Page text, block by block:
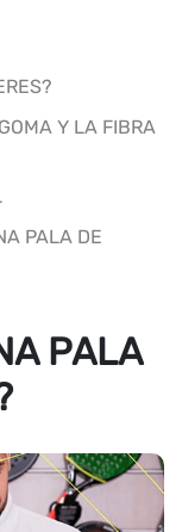
Y LA FIBRA
PALA DE
PALA